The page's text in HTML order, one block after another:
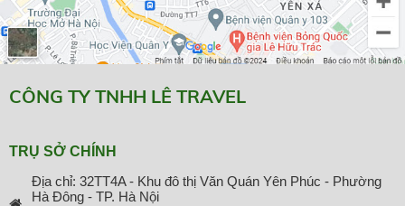
CÔNG TY TNHH LÊ TRAVEL
TRỤ SỞ CHÍNH
Địa chỉ: 32TT4A - Khu đô thị Văn Quán Yên Phúc - Phường
Hà Đông - TP. Hà Nội